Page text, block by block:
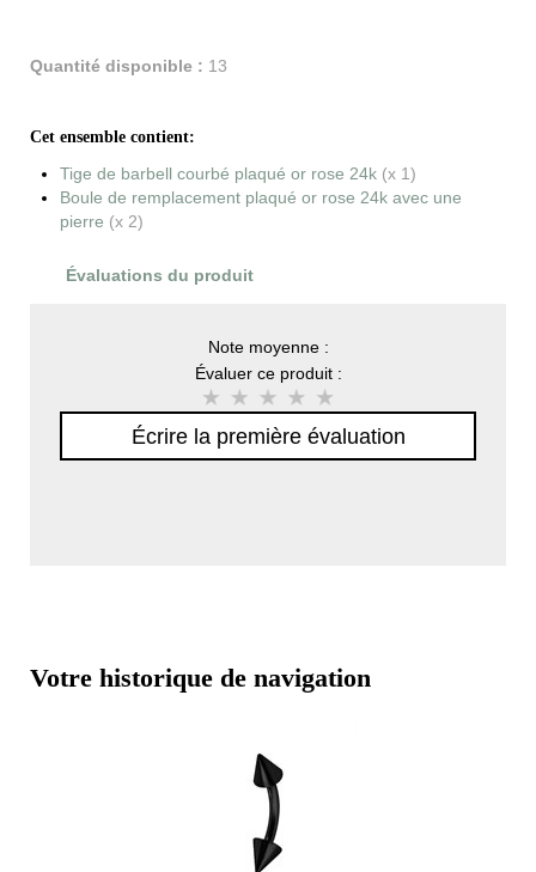
Quantité disponible : 13
Cet ensemble contient:
Tige de barbell courbé plaqué or rose 24k (x 1)
Boule de remplacement plaqué or rose 24k avec une
pierre (x 2)
Évaluations du produit
Note moyenne :
Évaluer ce produit :
Écrire la première évaluation
Votre historique de navigation